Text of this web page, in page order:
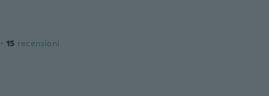
· 15 recensioni